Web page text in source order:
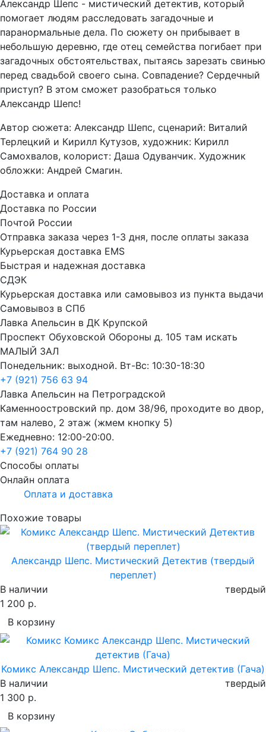
Александр Шепс - мистический детектив, который
помогает людям расследовать загадочные и
паранормальные дела. По сюжету он прибывает в
небольшую деревню, где отец семейства погибает при
загадочных обстоятельствах, пытаясь зарезать свинью
перед свадьбой своего сына. Совпадение? Сердечный
приступ? В этом сможет разобраться только
Александр Шепс!
Автор сюжета: Александр Шепс, сценарий: Виталий
Терлецкий и Кирилл Кутузов, художник: Кирилл
Самохвалов, колорист: Даша Одуванчик. Художник
обложки: Андрей Смагин.
Доставка и оплата
Доставка по России
Почтой России
Отправка заказа через 1-3 дня, после оплаты заказа
Курьерская доставка EMS
Быстрая и надежная доставка
СДЭК
Курьерская доставка или самовывоз из пункта выдачи
Самовывоз в СПб
Лавка Апельсин в ДК Крупской
Проспект Обуховской Обороны д. 105 там искать
МАЛЫЙ ЗАЛ
Понедельник: выходной. Вт-Вс: 10:30-18:30
+7 (921) 756 63 94
Лавка Апельсин на Петроградской
Каменноостровский пр. дом 38/96, проходите во двор,
там налево, 2 этаж (жмем кнопку 5)
Ежедневно: 12:00-20:00.
+7 (921) 764 90 28
Способы оплаты
Онлайн оплата
Оплата и доставка
Похожие товары
Александр Шепс. Мистический Детектив (твердый
переплет)
В наличии
твердый
1 200 р.
В корзину
Комикс Александр Шепс. Мистический детектив (Гача)
В наличии
твердый
1 300 р.
В корзину